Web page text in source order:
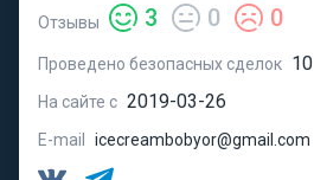
Отзывы 3 0 0
Проведено безопасных сделок 10
На сайте с 2019-03-26
E-mail icecreambobyor@gmail.com